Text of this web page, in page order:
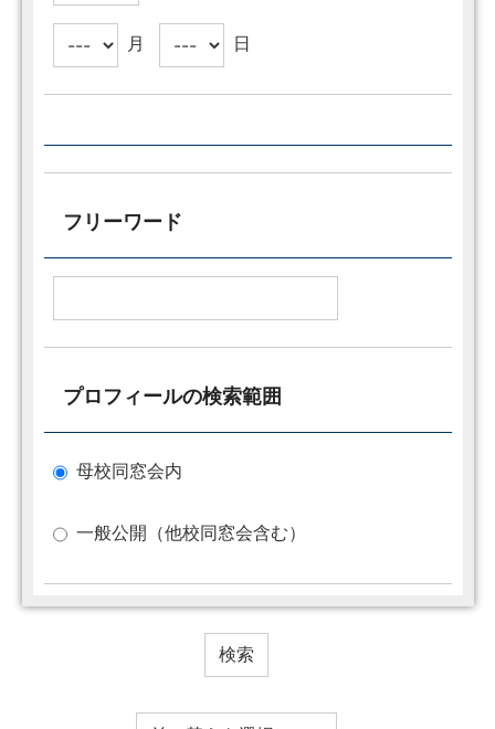
月 日
フリーワード
プロフィールの検索範囲
母校同窓会内
一般公開（他校同窓会含む）